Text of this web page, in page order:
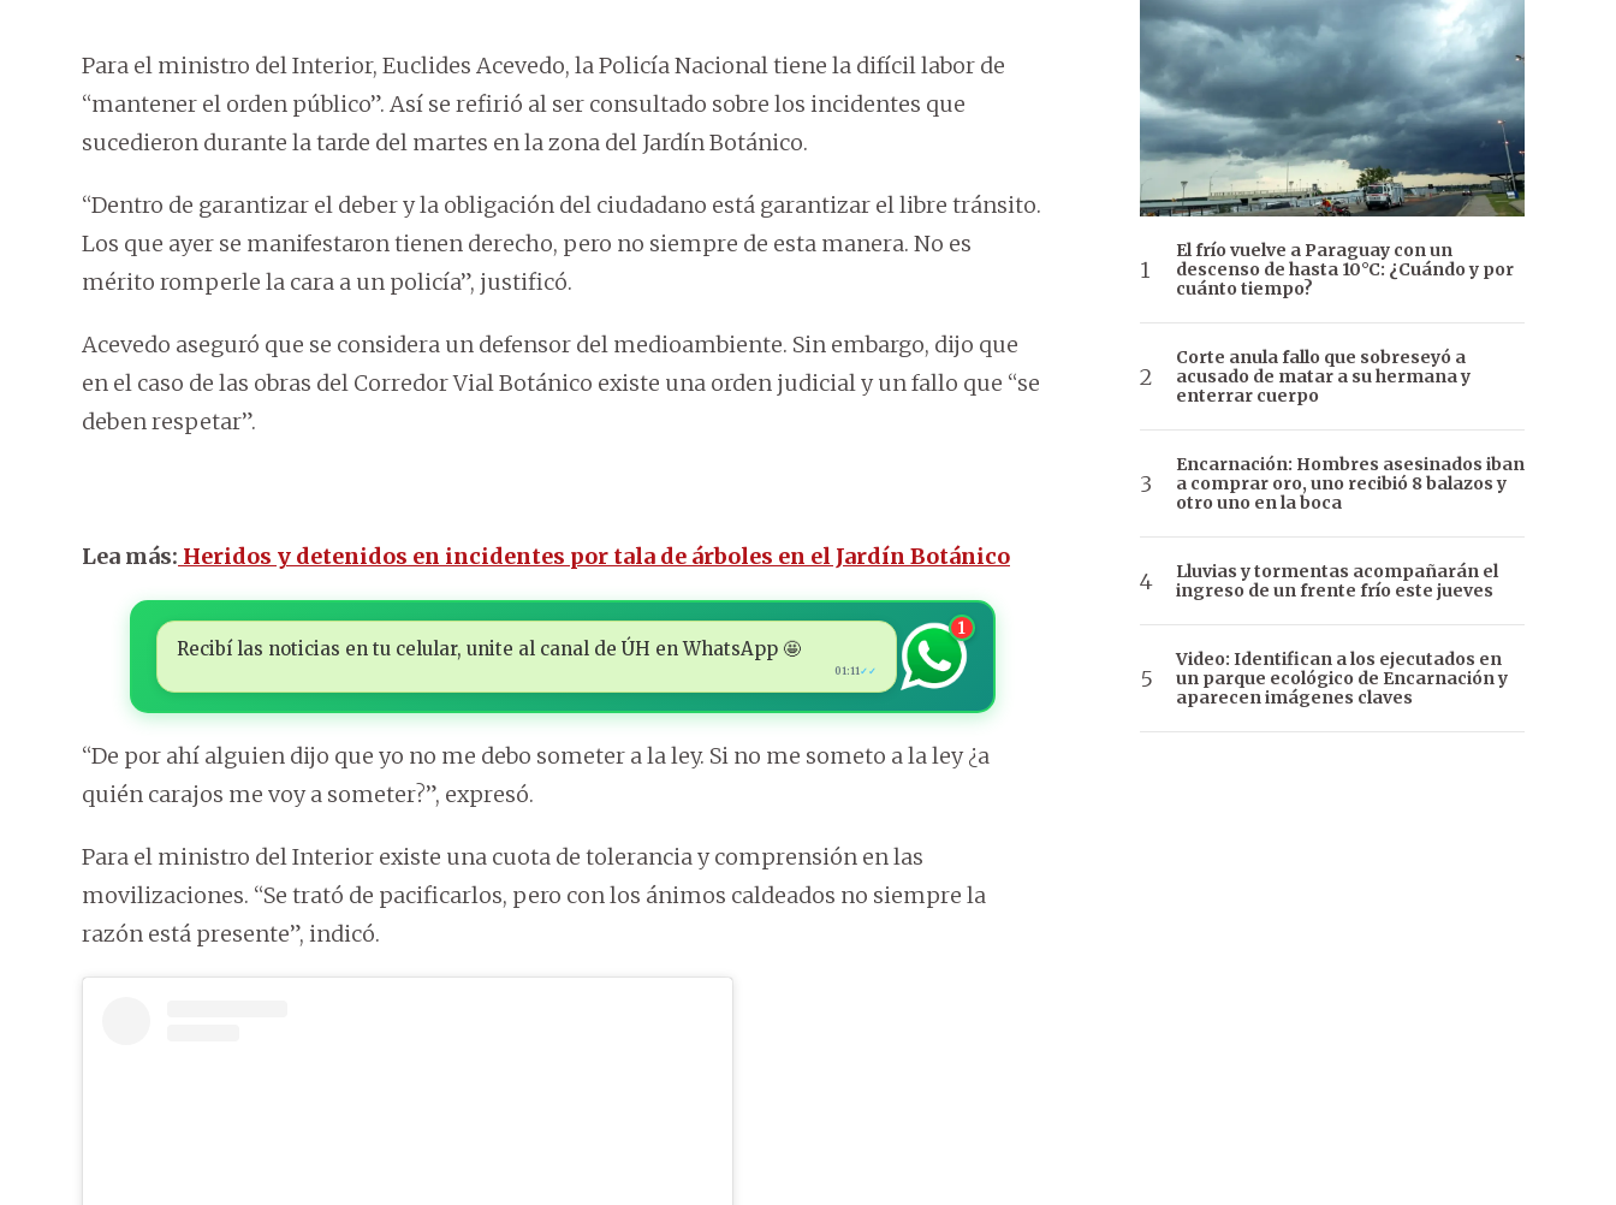
Para el ministro del Interior, Euclides Acevedo, la Policía Nacional tiene la difícil labor de
“mantener el orden público”. Así se refirió al ser consultado sobre los incidentes que
sucedieron durante la tarde del martes en la zona del Jardín Botánico.
“Dentro de garantizar el deber y la obligación del ciudadano está garantizar el libre tránsito.
Los que ayer se manifestaron tienen derecho, pero no siempre de esta manera. No es
mérito romperle la cara a un policía”, justificó.
Acevedo aseguró que se considera un defensor del medioambiente. Sin embargo, dijo que
en el caso de las obras del Corredor Vial Botánico existe una orden judicial y un fallo que “se
deben respetar”.
Lea más: Heridos y detenidos en incidentes por tala de árboles en el Jardín Botánico
Recibí las noticias en tu celular, unite al canal de ÚH en WhatsApp 🤩
01:11✓✓
1
“De por ahí alguien dijo que yo no me debo someter a la ley. Si no me someto a la ley ¿a
quién carajos me voy a someter?”, expresó.
Para el ministro del Interior existe una cuota de tolerancia y comprensión en las
movilizaciones. “Se trató de pacificarlos, pero con los ánimos caldeados no siempre la
razón está presente”, indicó.
El frío vuelve a Paraguay con un
descenso de hasta 10°C: ¿Cuándo y por
cuánto tiempo?
Corte anula fallo que sobreseyó a
acusado de matar a su hermana y
enterrar cuerpo
Encarnación: Hombres asesinados iban
a comprar oro, uno recibió 8 balazos y
otro uno en la boca
Lluvias y tormentas acompañarán el
ingreso de un frente frío este jueves
Video: Identifican a los ejecutados en
un parque ecológico de Encarnación y
aparecen imágenes claves